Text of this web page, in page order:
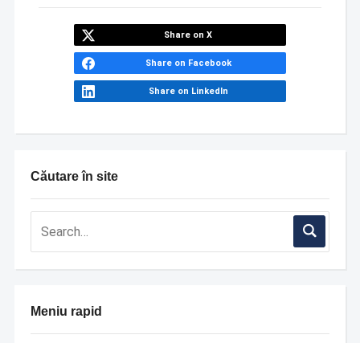
Căutare în site
Meniu rapid
Share on X
Share on Facebook
Share on LinkedIn